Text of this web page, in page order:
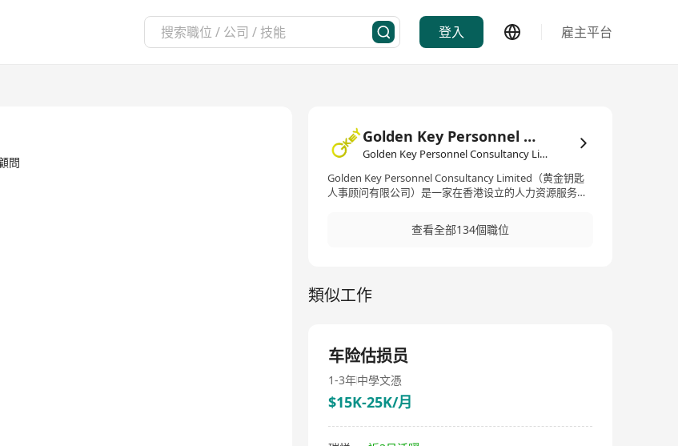
登入 雇主平台
問
Golden Key Personnel Consultancy Limited
Golden Key Personnel Consultancy Limited·人力資源管理/顧問
Golden Key Personnel Consultancy Limited（黄金钥匙
人事顾问有限公司）是一家在香港设立的人力资源服务公
模式。我们提供高管、毕业生、信息通信技术、专业领域
和专业人才的招聘服务，为公司和个人搭建桥梁。作为领
激情的人力资源专家组成，他们将为您提供全面的招聘解
决方案。Golden Key Personnel Consultancy Limited成
理解和满足他们的具体需求，为他们寻找优秀的人才。无
论是高管还是毕业生，无论是信息通信技术领域还是专业
领域，我们都将为您提供个性化的招聘解决方案。Golden
Key Personnel Consultancy Limited始终关注市场的变化
和发展趋势，以便更好地满足企业和个人的需求。无论您
是寻找优秀的人才还是寻找理想的职位，我们都将竭诚为
查看全部134個職位
類似工作
车险估损员
1-3年中學文憑
$15K-25K/月